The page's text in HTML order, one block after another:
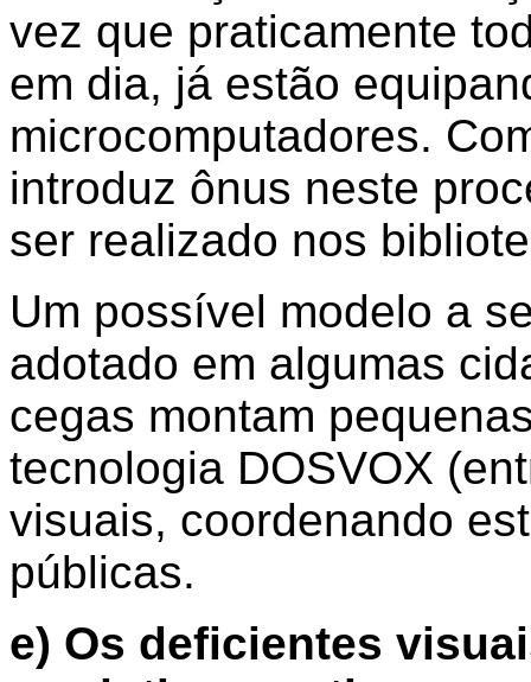
vez que praticamente
em dia, já estão
microcomputadores.
introduz ônus neste
ser realizado nos
Um possível modelo a
adotado em algumas
cegas montam
tecnologia DOSVOX
visuais, coordenando
públicas.
e) Os deficientes